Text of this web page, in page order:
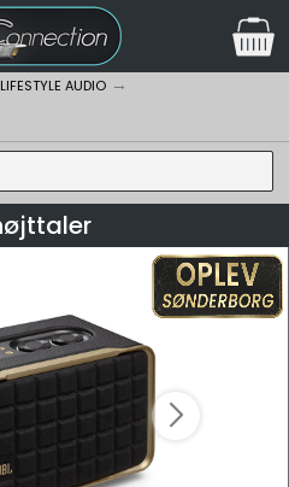
AUDIO